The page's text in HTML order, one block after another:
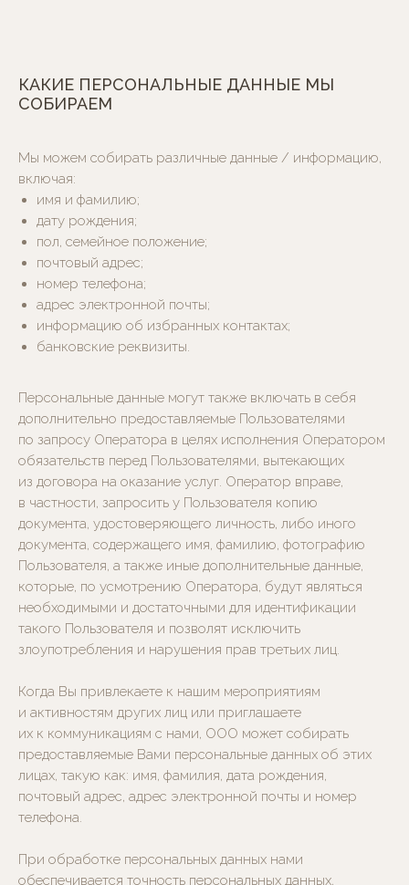
КАКИЕ ПЕРСОНАЛЬНЫЕ ДАННЫЕ МЫ
СОБИРАЕМ
Мы можем собирать различные данные / информацию,
включая:
имя и фамилию;
дату рождения;
пол, семейное положение;
почтовый адрес;
номер телефона;
адрес электронной почты;
информацию об избранных контактах;
банковские реквизиты.
Персональные данные могут также включать в себя
дополнительно предоставляемые Пользователями
по запросу Оператора в целях исполнения Оператором
обязательств перед Пользователями, вытекающих
из договора на оказание услуг. Оператор вправе,
в частности, запросить у Пользователя копию
документа, удостоверяющего личность, либо иного
документа, содержащего имя, фамилию, фотографию
Пользователя, а также иные дополнительные данные,
которые, по усмотрению Оператора, будут являться
необходимыми и достаточными для идентификации
такого Пользователя и позволят исключить
злоупотребления и нарушения прав третьих лиц.
Когда Вы привлекаете к нашим мероприятиям
и активностям других лиц или приглашаете
их к коммуникациям с нами, ООО может собирать
предоставляемые Вами персональные данных об этих
лицах, такую как: имя, фамилия, дата рождения,
почтовый адрес, адрес электронной почты и номер
телефона.
При обработке персональных данных нами
обеспечивается точность персональных данных,